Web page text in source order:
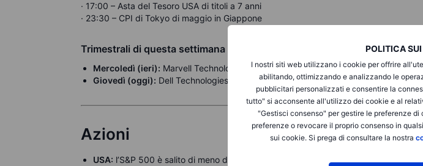
POLITICA
I nostri siti web utilizzano i cookie per offrire
abilitando, ottimizzando e analizzando le
pubblicitari personalizzati e consentire la
tutto" si acconsente all'utilizzo dei cookie e al
"Gestisci consenso" per gestire le preferenze di
preferenze o revocare il proprio consenso in
sui cookie. Si prega di consultare la nostra
· 17:00 – Asta del Tesoro USA di titoli a 7 anni
· 23:30 – CPI di Tokyo di maggio in Giappone
Trimestrali di questa settimana
Mercoledì (ieri): Marvell Technology, Salesforce, Synopsys, Snowflake, Agilent
Giovedì (oggi): Dell Technologies, Autodesk, NetApp, Dollar Tree, Best Buy,
Azioni
USA: l’S&P 500 è salito di meno dello 0,1% a 7.520,36, mentre il Dow ha